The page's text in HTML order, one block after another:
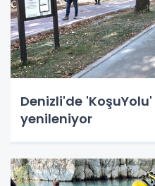
Denizli'de
yenileniyor